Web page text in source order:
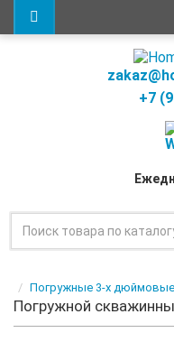
+7
Погружные 3-х дюймовые
Погружной